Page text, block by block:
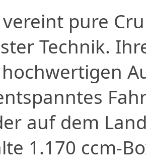
vereint pure
Technik.
auf dem
1.170 ccm-